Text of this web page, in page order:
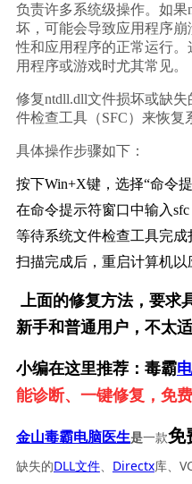
负责许多系统级操作。如果
坏，可能会导致应用程序崩
性和应用程序的正常运行
用程序或游戏时尤其常见。
修复ntdll.dll文件损坏或缺失
件检查工具（SFC）来恢复
具体操作步骤如下：
按下Win+X键，选择“命令
在命令提示符窗口中输入sfc
等待系统文件检查工具完成
扫描完成后，重启计算机以
上面的修复方法，要求
新手和普通用户，不太适
小编在这里推荐：毒霸
能诊断、一键修复，免费
金山毒霸电脑医生是一款免
缺失的DLL文件、 Directx库、